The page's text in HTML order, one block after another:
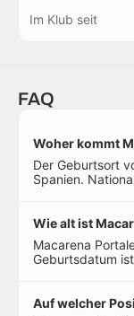
Im Klub seit
FAQ
Woher kommt
Der Geburtsort
Spanien.
Wie alt ist
Macarena
Geburtsdatum
Auf welcher